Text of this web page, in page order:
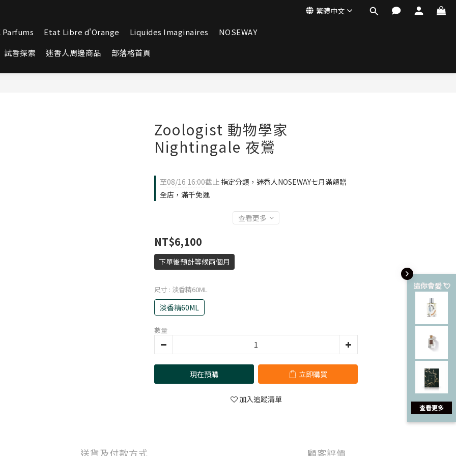
這你會愛 💘
查看更多
繁體中文
Parfums Etat Libre d'Orange Liquides Imaginaires
NOSEWAY
試香探索
迷香人周邊商品 部落格首頁
Zoologist 動物學家
Nightingale 夜鶯
至08/16 16:00截止 指定分類，迷香人NOSEWAY七月滿額贈
全店，滿千免運
查看更多
NT$6,100
下單後預計等候兩個月
尺寸 : 淡香精60ML
淡香精60ML
數量
現在預購 立即購買
加入追蹤清單
送貨及付款方式 顧客評價